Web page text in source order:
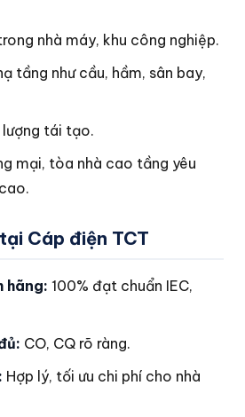
nhà máy, khu công nghiệp.
tầng như cầu, hầm, sân bay,
lượng tái tạo.
mại, tòa nhà cao tầng yêu
Cáp điện TCT
hãng: 100% đạt chuẩn IEC,
CO, CQ rõ ràng.
Hợp lý, tối ưu chi phí cho nhà